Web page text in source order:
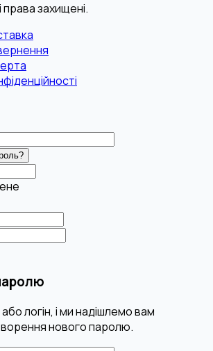
захищені.
логін, і ми надішлемо вам
нового паролю.